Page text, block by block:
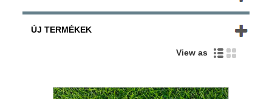
ÚJ TERMÉKEK
View as